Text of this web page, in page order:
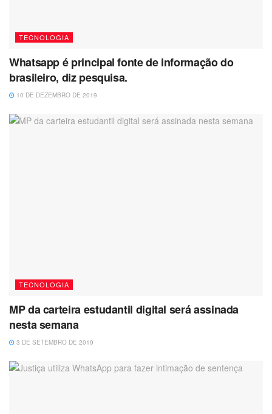
TECNOLOGIA
Whatsapp é principal fonte de informação do
brasileiro, diz pesquisa.
10 DE DEZEMBRO DE 2019
TECNOLOGIA
MP da carteira estudantil digital será assinada
nesta semana
3 DE SETEMBRO DE 2019